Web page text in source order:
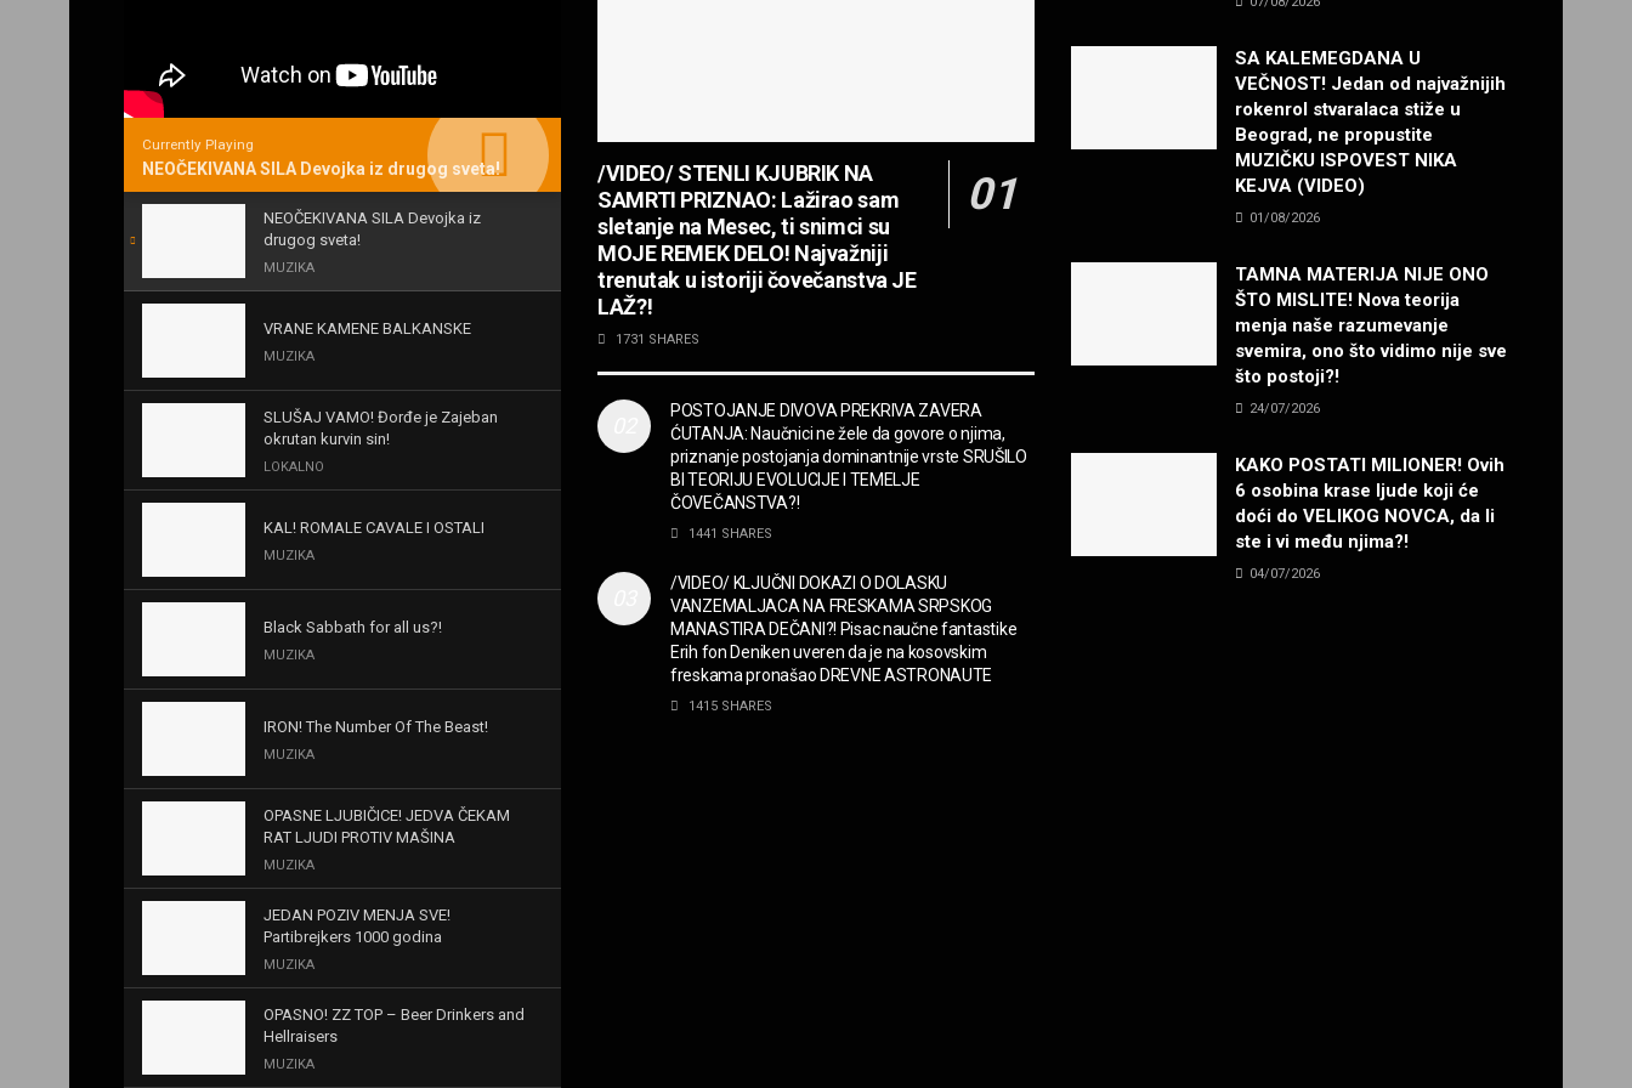
Currently Playing
NEOČEKIVANA SILA Devojka iz drugog sveta!
NEOČEKIVANA SILA Devojka iz
drugog sveta!
MUZIKA
VRANE KAMENE BALKANSKE
MUZIKA
SLUŠAJ VAMO! Đorđe je Zajeban
okrutan kurvin sin!
LOKALNO
KAL! ROMALE CAVALE I OSTALI
MUZIKA
Black Sabbath for all us?!
MUZIKA
IRON! The Number Of The Beast!
MUZIKA
OPASNE LJUBIČICE! JEDVA ČEKAM
RAT LJUDI PROTIV MAŠINA
MUZIKA
JEDAN POZIV MENJA SVE!
Partibrejkers 1000 godina
MUZIKA
OPASNO! ZZ TOP – Beer Drinkers and
Hellraisers
MUZIKA
/VIDEO/ STENLI KJUBRIK NA
SAMRTI PRIZNAO: Lažirao sam
sletanje na Mesec, ti snimci su
MOJE REMEK DELO! Najvažniji
trenutak u istoriji čovečanstva JE
LAŽ?!
1731 SHARES
POSTOJANJE DIVOVA PREKRIVA ZAVERA
ĆUTANJA: Naučnici ne žele da govore o njima,
priznanje postojanja dominantnije vrste SRUŠILO
BI TEORIJU EVOLUCIJE I TEMELJE
ČOVEČANSTVA?!
1441 SHARES
/VIDEO/ KLJUČNI DOKAZI O DOLASKU
VANZEMALJACA NA FRESKAMA SRPSKOG
MANASTIRA DEČANI?! Pisac naučne fantastike
Erih fon Deniken uveren da je na kosovskim
freskama pronašao DREVNE ASTRONAUTE
1415 SHARES
SA KALEMEGDANA U
VEČNOST! Jedan od najvažnijih
rokenrol stvaralaca stiže u
Beograd, ne propustite
MUZIČKU ISPOVEST NIKA
KEJVA (VIDEO)
01/08/2026
TAMNA MATERIJA NIJE ONO
ŠTO MISLITE! Nova teorija
menja naše razumevanje
svemira, ono što vidimo nije sve
što postoji?!
24/07/2026
KAKO POSTATI MILIONER! Ovih
6 osobina krase ljude koji će
doći do VELIKOG NOVCA, da li
ste i vi među njima?!
04/07/2026